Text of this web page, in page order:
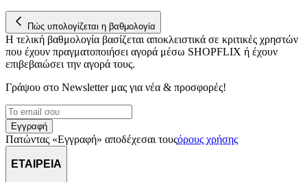
Πώς υπολογίζεται η βαθμολογία
Η τελική βαθμολογία βασίζεται αποκλειστικά σε κριτικές χρηστών
που έχουν πραγματοποιήσει αγορά μέσω SHOPFLIX ή έχουν
επιβεβαιώσει την αγορά τους.
Γράψου στο Νewsletter μας για νέα & προσφορές!
Εγγραφή
Πατώντας «Εγγραφή» αποδέχεσαι τουςόρους χρήσης
ΕΤΑΙΡΕΙΑ